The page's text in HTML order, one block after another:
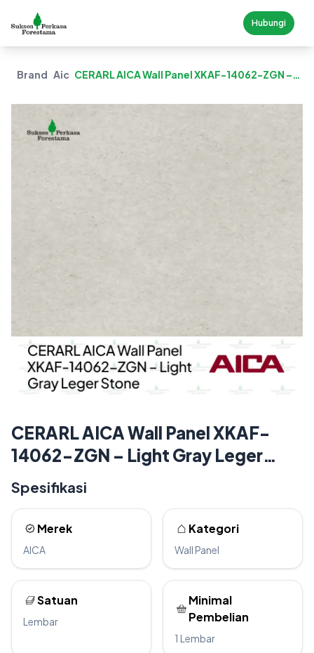
Hubungi
Brand AicaCERARL AICA Wall Panel XKAF-14062-ZGN –
CERARL AICA Wall Panel XKAF-
14062-ZGN – Light Gray Leger
Stone
Spesifikasi
Merek
AICA
Kategori
Wall Panel
Satuan
Lembar
Minimal
Pembelian
1 Lembar